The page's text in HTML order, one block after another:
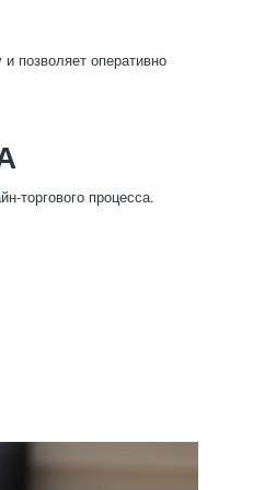
позволяет оперативно
торгового процесса.